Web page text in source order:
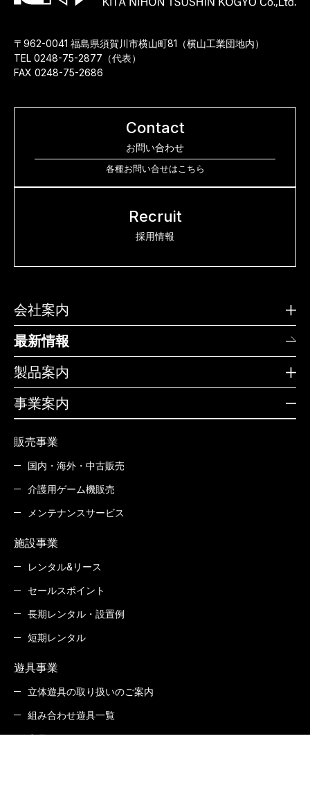
〒962-0041 福島県須賀川市横山町81（横山工業団地内）
TEL 0248-75-2877（代表）
FAX 0248-75-2686
Contact
お問い合わせ
各種お問い合せはこちら
Recruit
採用情報
会社案内
最新情報
製品案内
事業案内
販売事業
国内・海外・中古販売
介護用ゲーム機販売
メンテナンスサービス
施設事業
レンタル&リース
セールスポイント
長期レンタル・設置例
短期レンタル
遊具事業
立体遊具の取り扱いのご案内
組み合わせ遊具一覧
商品Q&A